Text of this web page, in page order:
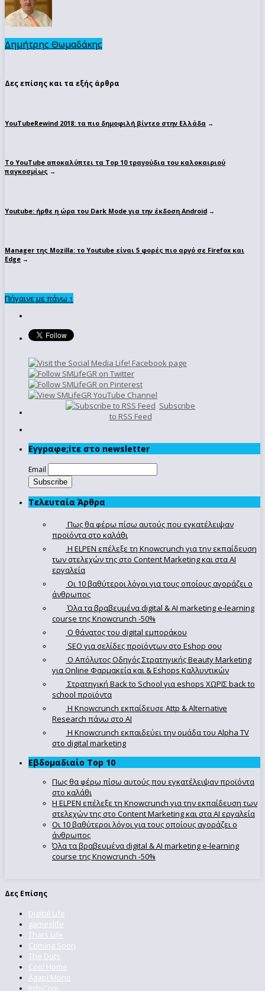
Δημήτρης Θωμαδάκης
Δες επίσης και τα εξής άρθρα
YouTubeRewind 2018: τα πιο δημοφιλή βίντεο στην Ελλάδα →
To YouTube αποκαλύπτει τα Top 10 τραγούδια του καλοκαιριού
παγκοσμίως →
Youtube: ήρθε η ώρα του Dark Mode για την έκδοση Android →
Manager της Mozilla: το Youtube είναι 5 φορές πιο αργό σε Firefox και
Edge →
Πήγαινε με πάνω ↑
Subscribe
to RSS Feed
Εγγραφe;iτε στο newsletter
Email
Τελευταία Άρθρα
Πως θα φέρω πίσω αυτούς που εγκατέλειψαν
προϊόντα στο καλάθι
Η ELPEN επέλεξε τη Knowcrunch για την εκπαίδευση
των στελεχών της στο Content Marketing και στα AI
εργαλεία
Οι 10 βαθύτεροι λόγοι για τους οποίους αγοράζει ο
άνθρωπος
Όλα τα βραβευμένα digital & AI marketing e-learning
course της Knowcrunch -50%
Ο θάνατος του digital εμποράκου
SEO για σελίδες προϊόντων στο Eshop σου
Ο Απόλυτoς Οδηγός Στρατηγικής Beauty Marketing
για Online Φαρμακεία και & Eshops Καλλυντικών
Στρατηγική Back to School για eshops ΧΩΡΙΣ back to
school προϊόντα
Η Knowcrunch εκπαίδευσε Attp & Alternative
Research πάνω στο ΑΙ
Η Knowcrunch εκπαιδεύει την ομάδα του Alpha TV
στο digital marketing
Εβδομαδιαίο Top 10
Πως θα φέρω πίσω αυτούς που εγκατέλειψαν προϊόντα
στο καλάθι
Η ELPEN επέλεξε τη Knowcrunch για την εκπαίδευση των
στελεχών της στο Content Marketing και στα AI εργαλεία
Οι 10 βαθύτεροι λόγοι για τους οποίους αγοράζει ο
άνθρωπος
Όλα τα βραβευμένα digital & AI marketing e-learning
course της Knowcrunch -50%
Δες Επίσης
Digital Life
gameslife
Thats Life
Coming Soon
The Dots
Cool Home
Agapi Mono
InfoCom